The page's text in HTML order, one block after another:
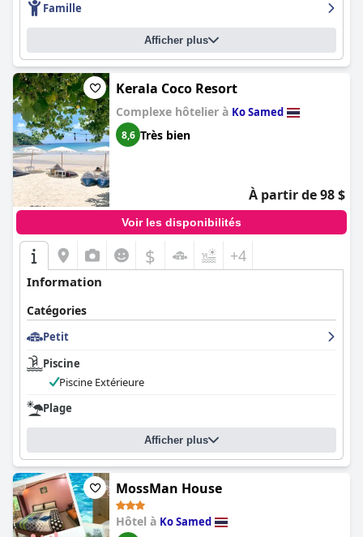
Famille
Afficher plus
Kerala Coco Resort
Complexe hôtelier à Ko Samed
8,6 Très bien
À partir de 98 $
Voir les disponibilités
$ +4
Information
Catégories
Petit
Piscine
Piscine Extérieure
Plage
Afficher plus
MossMan House
Hôtel à Ko Samed